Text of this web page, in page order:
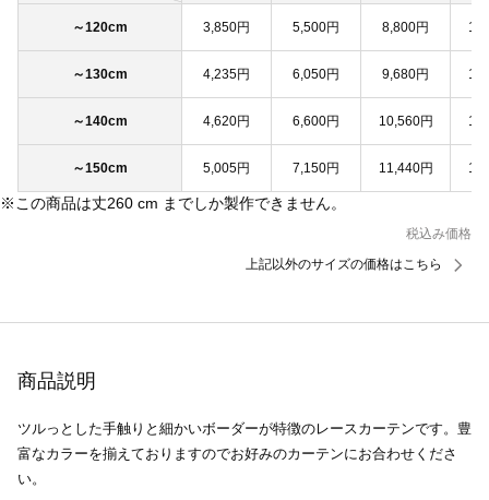
～120cm 3,850円 5,500円 8,800円
～130cm 4,235円 6,050円 9,680円
～140cm 4,620円 6,600円 10,560円
～150cm 5,005円 7,150円 11,440円
※この商品は丈260 cm までしか製作できません。
税込み価格
上記以外のサイズの価格はこちら
商品説明
ツルっとした手触りと細かいボーダーが特徴のレースカーテンです。豊
富なカラーを揃えておりますのでお好みのカーテンにお合わせくださ
い。